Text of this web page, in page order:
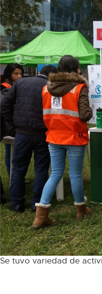
Se tuvo variedad de